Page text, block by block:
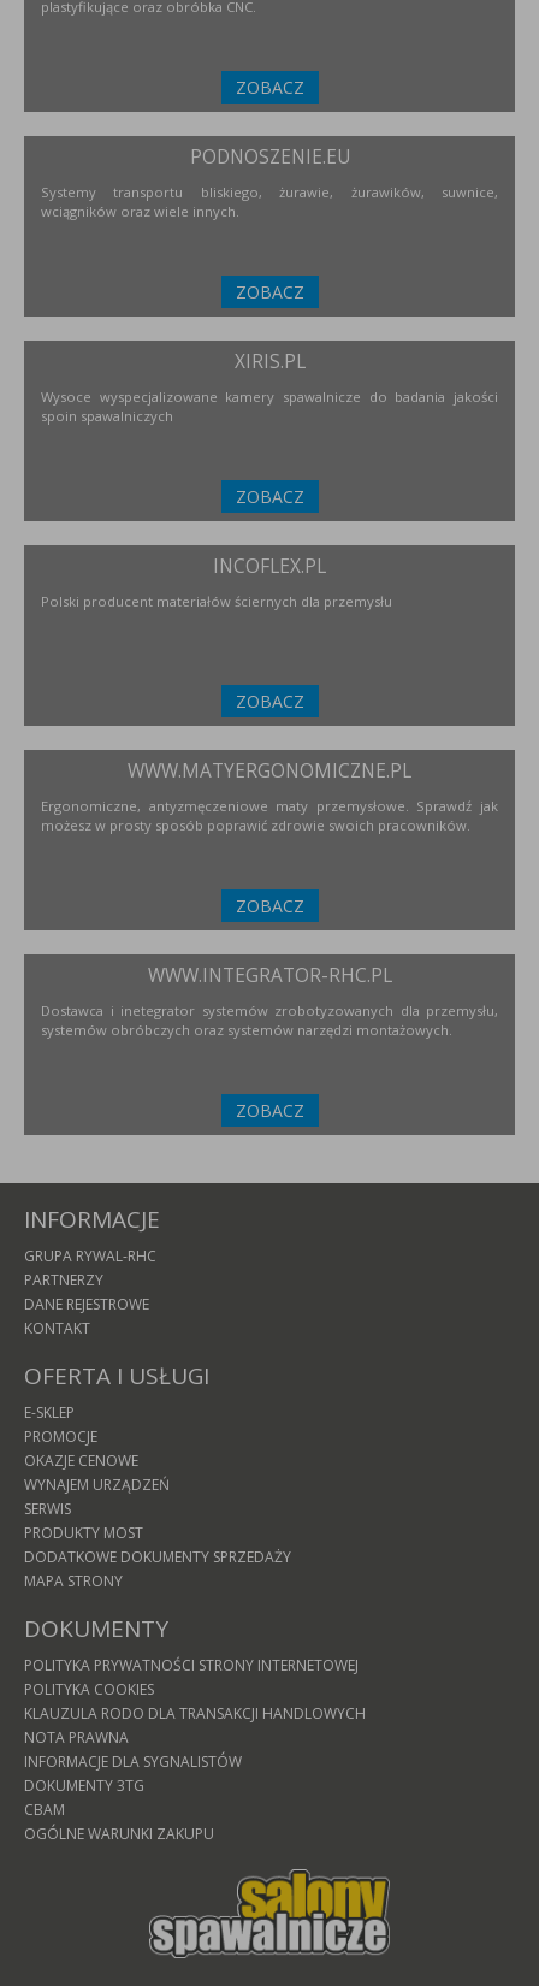
plastyfikujące oraz obróbka CNC.
ZOBACZ
PODNOSZENIE.EU
Systemy transportu bliskiego, żurawie, żurawików, suwnice,
wciągników oraz wiele innych.
ZOBACZ
XIRIS.PL
Wysoce wyspecjalizowane kamery spawalnicze do badania jakości
spoin spawalniczych
ZOBACZ
INCOFLEX.PL
Polski producent materiałów ściernych dla przemysłu
ZOBACZ
WWW.MATYERGONOMICZNE.PL
Ergonomiczne, antyzmęczeniowe maty przemysłowe. Sprawdź jak
możesz w prosty sposób poprawić zdrowie swoich pracowników.
ZOBACZ
WWW.INTEGRATOR-RHC.PL
Dostawca i inetegrator systemów zrobotyzowanych dla przemysłu,
systemów obróbczych oraz systemów narzędzi montażowych.
ZOBACZ
INFORMACJE
GRUPA RYWAL-RHC
PARTNERZY
DANE REJESTROWE
KONTAKT
OFERTA I USŁUGI
E-SKLEP
PROMOCJE
OKAZJE CENOWE
WYNAJEM URZĄDZEŃ
SERWIS
PRODUKTY MOST
DODATKOWE DOKUMENTY SPRZEDAŻY
MAPA STRONY
DOKUMENTY
POLITYKA PRYWATNOŚCI STRONY INTERNETOWEJ
POLITYKA COOKIES
KLAUZULA RODO DLA TRANSAKCJI HANDLOWYCH
NOTA PRAWNA
INFORMACJE DLA SYGNALISTÓW
DOKUMENTY 3TG
CBAM
OGÓLNE WARUNKI ZAKUPU